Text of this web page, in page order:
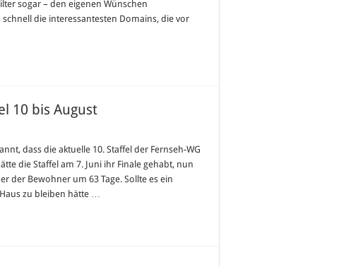
sogar – den eigenen Wünschen
die interessantesten Domains, die vor
10 bis August
dass die aktuelle 10. Staffel der Fernseh-WG
die Staffel am 7. Juni ihr Finale gehabt, nun
der Bewohner um 63 Tage. Sollte es ein
zu bleiben hätte …